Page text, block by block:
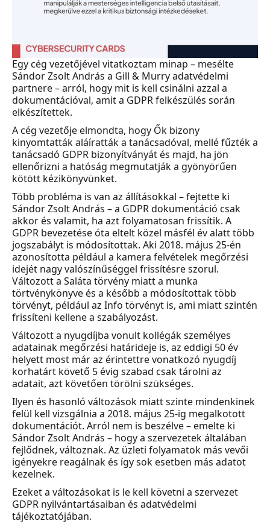
Egy cég vezetőjével vitatkoztam minap – mesélte
Sándor Zsolt András a Gill & Murry adatvédelmi
partnere – arról, hogy mit is kell csinálni azzal a
dokumentációval, amit a GDPR felkészülés során
elkészítettek.
A cég vezetője elmondta, hogy Ők bizony
kinyomtatták aláíratták a tanácsadóval, mellé fűzték a
tanácsadó GDPR bizonyítványát és majd, ha jön
ellenőrizni a hatóság megmutatják a gyönyörűen
kötött kézikönyvünket.
Több probléma is van az állításokkal – fejtette ki
Sándor Zsolt András – a GDPR dokumentáció csak
akkor és valamit, ha azt folyamatosan frissítik. A
GDPR bevezetése óta eltelt közel másfél év alatt több
jogszabályt is módosítottak. Aki 2018. május 25-én
azonosította például a kamera felvételek megőrzési
idejét nagy valószínűséggel frissítésre szorul.
Változott a Saláta törvény miatt a munka
törtvénykönyve és a később a módosítottak több
törvényt, például az Info törvényt is, ami miatt szintén
frissíteni kellene a szabályozást.
Változott a nyugdíjba vonult kollégák személyes
adatainak megőrzési határideje is, az eddigi 50 év
helyett most már az érintettre vonatkozó nyugdíj
korhatárt követő 5 évig szabad csak tárolni az
adatait, azt követően törölni szükséges.
Ilyen és hasonló változások miatt szinte mindenkinek
felül kell vizsgálnia a 2018. május 25-ig megalkotott
dokumentációt. Arról nem is beszélve – emelte ki
Sándor Zsolt András – hogy a szervezetek általában
fejlődnek, változnak. Az üzleti folyamatok más vevői
igényekre reagálnak és így sok esetben más adatot
kezelnek.
Ezeket a változásokat is le kell követni a szervezet
GDPR nyilvántartásaiban és adatvédelmi
tájékoztatójában.